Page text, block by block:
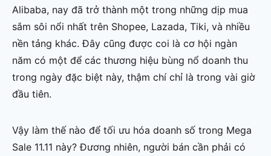
Alibaba, nay đã trở thành một trong những dịp mua
sắm sôi nổi nhất trên Shopee, Lazada, Tiki, và nhiều
nền tảng khác. Đây cũng được coi là cơ hội ngàn
năm có một để các thương hiệu bùng nổ doanh thu
trong ngày đặc biệt này, thậm chí chỉ là trong vài giờ
đầu tiên.
Vậy làm thế nào để tối ưu hóa doanh số trong Mega
Sale 11.11 này? Đương nhiên, người bán cần phải có